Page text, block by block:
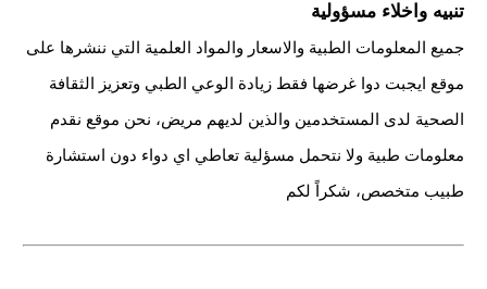
تنبيه واخلاء مسؤولية
جميع المعلومات الطبية والاسعار والمواد العلمية التي ننشرها على
موقع ايجبت دوا غرضها فقط زيادة الوعي الطبي وتعزيز الثقافة
الصحية لدى المستخدمين والذين لديهم مريض، نحن موقع نقدم
معلومات طبية ولا نتحمل مسؤلية تعاطي اي دواء دون استشارة
طبيب متخصص، شكراً لكم